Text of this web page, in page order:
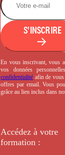
S'INSCRIRE
En vous inscrivant, vous
vos données
confidentialité afin de vous
offres par email. Vous
grâce au lien inclus dans
Accédez à votre
formation :